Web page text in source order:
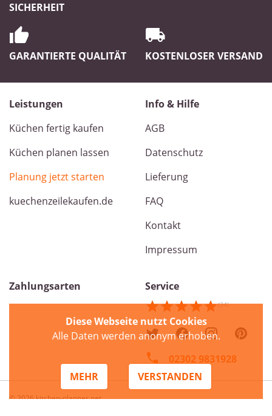
SICHERHEIT
GARANTIERTE QUALITÄT KOSTENLOSER VERSAND
Leistungen
Küchen fertig kaufen
Küchen planen lassen
Planung jetzt starten
kuechenzeilekaufen.de
Info & Hilfe
AGB
Datenschutz
Lieferung
FAQ
Kontakt
Impressum
Zahlungsarten Service
02302 9831928
© 2026 kitchen-planner.net
Diese Webseite nutzt Cookies
Alle Daten werden anonym erhoben.
MEHR VERSTANDEN